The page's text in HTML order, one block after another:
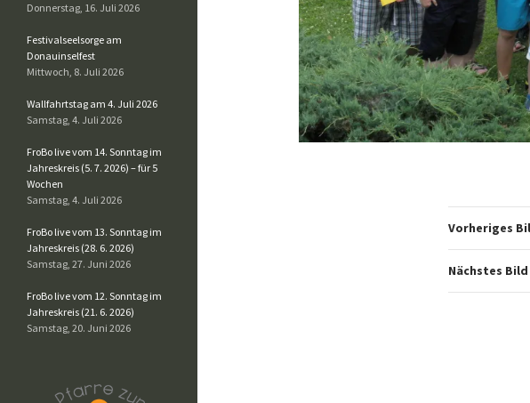
Vorheriges
Nächstes Bild
Donnerstag, 16. Juli 2026
Festivalseelsorge am
Donauinselfest
Mittwoch, 8. Juli 2026
Wallfahrtstag am 4. Juli 2026
Samstag, 4. Juli 2026
FroBo live vom 14. Sonntag im
Jahreskreis (5. 7. 2026) – für 5
Wochen
Samstag, 4. Juli 2026
FroBo live vom 13. Sonntag im
Jahreskreis (28. 6. 2026)
Samstag, 27. Juni 2026
FroBo live vom 12. Sonntag im
Jahreskreis (21. 6. 2026)
Samstag, 20. Juni 2026